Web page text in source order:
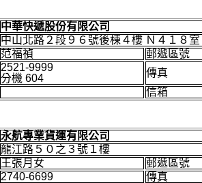
中華快遞股份有限公司
中山北路２段９６號後棟４樓 Ｎ４１８
范福禎
郵遞區號
2521-9999
分機 604
傳真
信箱
永航專業貨運有限公司
龍江路５０之３號１樓
王張月女
郵遞區號
2740-6699
傳真